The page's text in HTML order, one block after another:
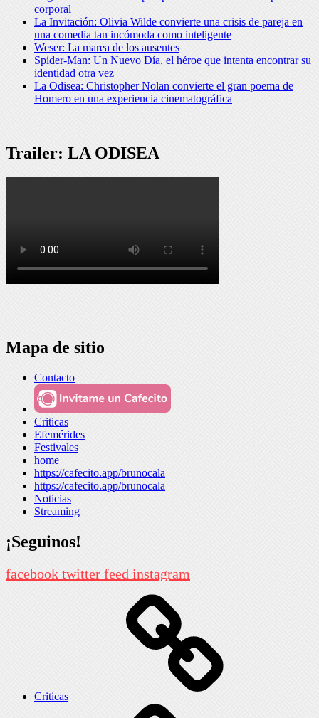
corporal
La Invitación: Olivia Wilde convierte una crisis de pareja en
una comedia tan incómoda como inteligente
Weser: La marea de los ausentes
Spider-Man: Un Nuevo Día, el héroe que intenta encontrar su
identidad otra vez
La Odisea: Christopher Nolan convierte el gran poema de
Homero en una experiencia cinematográfica
Trailer: LA ODISEA
Mapa de sitio
Contacto
Criticas
Efemérides
Festivales
home
https://cafecito.app/brunocala
https://cafecito.app/brunocala
Noticias
Streaming
¡Seguinos!
facebook twitter feed instagram
Criticas